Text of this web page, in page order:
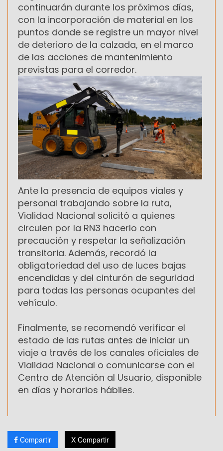
continuarán durante los próximos días,
con la incorporación de material en los
puntos donde se registre un mayor nivel
de deterioro de la calzada, en el marco
de las acciones de mantenimiento
previstas para el corredor.
Ante la presencia de equipos viales y
personal trabajando sobre la ruta,
Vialidad Nacional solicitó a quienes
circulen por la RN3 hacerlo con
precaución y respetar la señalización
transitoria. Además, recordó la
obligatoriedad del uso de luces bajas
encendidas y del cinturón de seguridad
para todas las personas ocupantes del
vehículo.
Finalmente, se recomendó verificar el
estado de las rutas antes de iniciar un
viaje a través de los canales oficiales de
Vialidad Nacional o comunicarse con el
Centro de Atención al Usuario, disponible
en días y horarios hábiles.
Compartir X Compartir